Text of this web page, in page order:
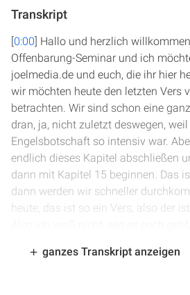
Transkript
[0:00] Hallo und herzlich
Offenbarung-Seminar und ich
joelmedia.de und euch, die ihr hier
wir möchten heute den letzten Vers
betrachten. Wir sind schon eine
dran, ja, nicht zuletzt deswegen,
Engelsbotschaft so intensiv war.
endlich dieses Kapitel abschließen
dann mit Kapitel 15 beginnen. Das
dann werden wir schneller
heute, das ist so ein Vers, also der
13 und 14 Jahre alt war, war das ein
ganzes Transkript anzeigen